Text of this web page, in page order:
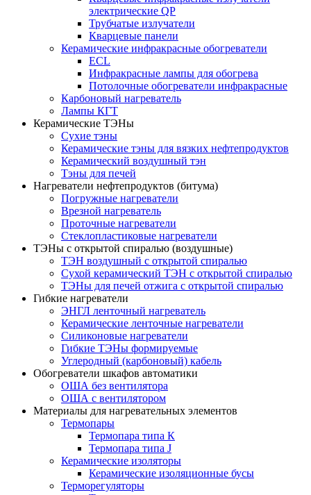
электрические QP
Трубчатые излучатели
Кварцевые панели
Керамические инфракрасные обогреватели
ECL
Инфракрасные лампы для обогрева
Потолочные обогреватели инфракрасные
Карбоновый нагреватель
Лампы КГТ
Керамические ТЭНы
Сухие тэны
Керамические тэны для вязких нефтепродуктов
Керамический воздушный тэн
Тэны для печей
Нагреватели нефтепродуктов (битума)
Погружные нагреватели
Врезной нагреватель
Проточные нагреватели
Стеклопластиковые нагреватели
ТЭНы с открытой спиралью (воздушные)
ТЭН воздушный с открытой спиралью
Сухой керамический ТЭН с открытой спиралью
ТЭНы для печей отжига с открытой спиралью
Гибкие нагреватели
ЭНГЛ ленточный нагреватель
Керамические ленточные нагреватели
Силиконовые нагреватели
Гибкие ТЭНы формируемые
Углеродный (карбоновый) кабель
Обогреватели шкафов автоматики
ОША без вентилятора
ОША с вентилятором
Материалы для нагревательных элементов
Термопары
Термопара типа К
Термопара типа J
Керамические изоляторы
Керамические изоляционные бусы
Терморегуляторы